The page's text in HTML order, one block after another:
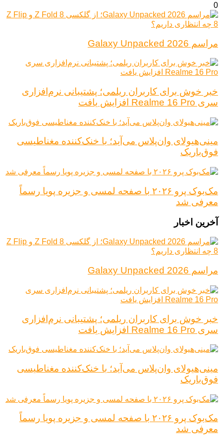
0
مراسم Galaxy Unpacked 2026
خبر خوش برای کاربران ریلمی؛ پشتیبانی نرم‌افزاری
سری Realme 16 Pro افزایش یافت
مینی‌هیولای وان‌پلاس می‌آید؛ با خنک‌کننده مغناطیسی
فوق‌باریک
مک‌بوک پرو ۲۰۲۶ با صفحه لمسی و جزیره پویا رسماً
معرفی شد
آخرین اخبار
مراسم Galaxy Unpacked 2026
خبر خوش برای کاربران ریلمی؛ پشتیبانی نرم‌افزاری
سری Realme 16 Pro افزایش یافت
مینی‌هیولای وان‌پلاس می‌آید؛ با خنک‌کننده مغناطیسی
فوق‌باریک
مک‌بوک پرو ۲۰۲۶ با صفحه لمسی و جزیره پویا رسماً
معرفی شد